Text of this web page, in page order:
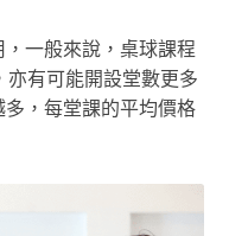
一般來說，桌球課程
亦有可能開設堂數更多
，每堂課的平均價格